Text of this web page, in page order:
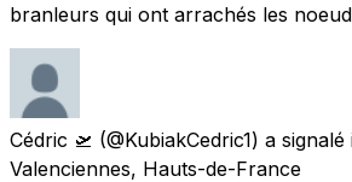
branleurs qui ont arrachés les
Cédric 🛫 (@KubiakCedric1) a signalé
Valenciennes, Hauts-de-France